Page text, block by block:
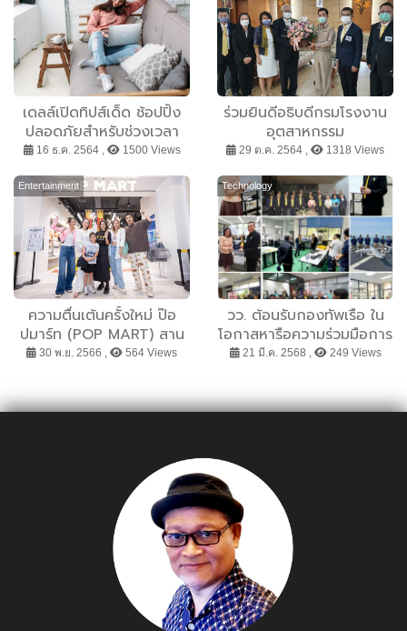
เดลล์เปิดทิปส์เด็ด ช้อปปิ้ง
ปลอดภัยสำหรับช่วงเวลา
แห่งความสุข
16 ธ.ค. 2564 , 1500 Views
ร่วมยินดีอธิบดีกรมโรงงาน
อุตสาหกรรม
29 ต.ค. 2564 , 1318 Views
Entertainment
ความตื่นเต้นครั้งใหม่ ป๊อ
ปมาร์ท (POP MART) สาน
ต่อกระแสตอบรับสุดปัง!!!
30 พ.ย. 2566 , 564 Views
Technology
วว. ต้อนรับกองทัพเรือ ใน
โอกาสหารือความร่วมมือการ
ทดสอบอากาศยานไร้คนขับ
21 มี.ค. 2568 , 249 Views